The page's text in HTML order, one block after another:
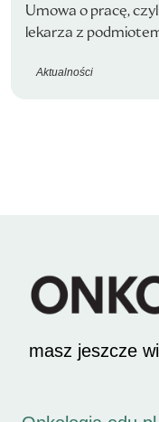
Umowa o pracę,
lekarza z
Aktualności
masz jeszcze